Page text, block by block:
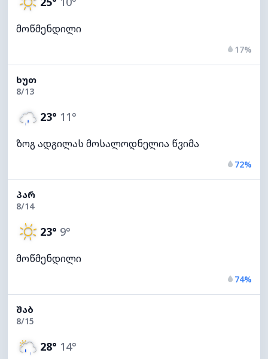
მოწმენდილი
17%
ᲮᲣᲗ
8/13
23° 11°
ზოგ ადგილას მოსალოდნელია წვიმა
72%
ᲞᲐᲠ
8/14
23° 9°
მოწმენდილი
74%
ᲨᲐᲑ
8/15
28° 14°